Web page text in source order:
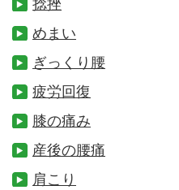
めまい
ぎっくり腰
疲労回復
膝の痛み
産後の腰痛
肩こり